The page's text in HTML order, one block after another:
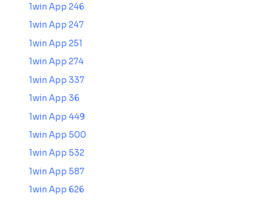
1win App 246
1win App 247
1win App 251
1win App 274
1win App 337
1win App 36
1win App 449
1win App 500
1win App 532
1win App 587
1win App 626